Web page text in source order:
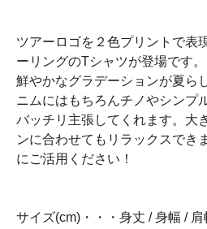
ツアーロゴを２色プリントで表
ーリングのTシャツが登場です
鮮やかなグラデーションが夏ら
ニムにはもちろんチノやシンプ
バッチリ主張してくれます。大
ンに合わせてもリラックスでき
にご活用ください！
サイズ(cm)・・・身丈 / 身幅 / 肩